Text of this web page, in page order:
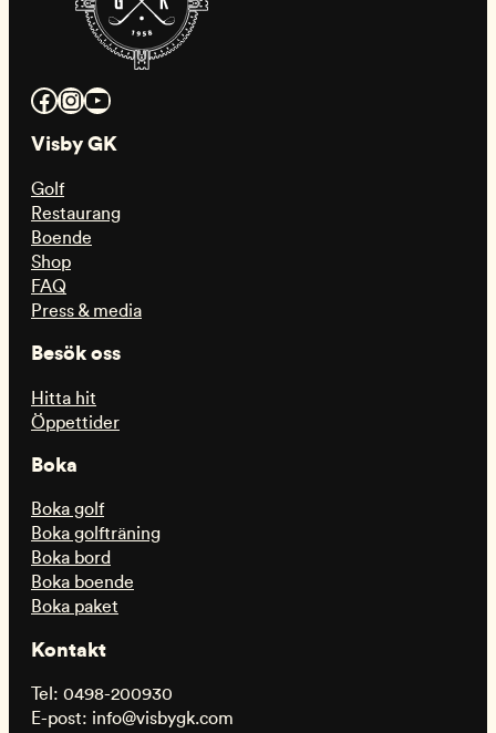
Facebook InstagramYouTube
Visby GK
Golf
Restaurang
Boende
Shop
FAQ
Press & media
Besök oss
Hitta hit
Öppettider
Boka
Boka golf
Boka golfträning
Boka bord
Boka boende
Boka paket
Kontakt
Tel: 0498-200930
E-post: info@visbygk.com